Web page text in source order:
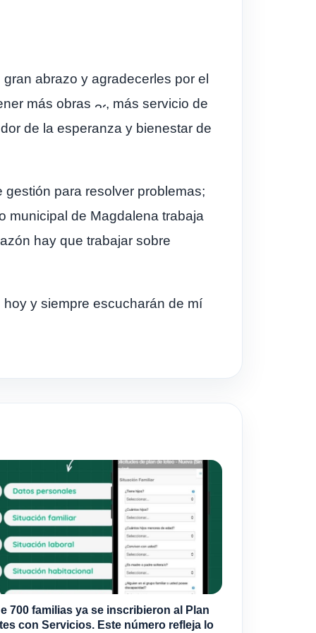
abrazo y agradecerles por el
más obras
, más servicio de
de la esperanza y bienestar de
gestión para resolver problemas;
municipal de Magdalena trabaja
hay que trabajar sobre
y siempre escucharán de mí
700 familias ya se inscribieron al Plan
con Servicios. Este número refleja lo